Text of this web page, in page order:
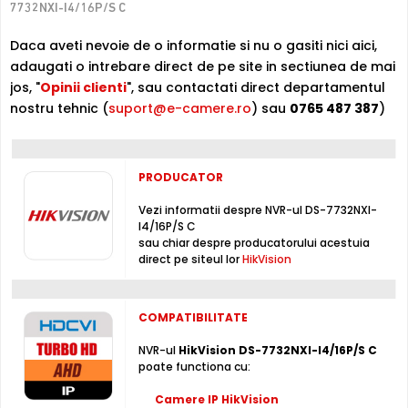
canale video, ce poate inregistra imagini provenite de la
camere IP de supraveghere, ce au o rezolutie maxima
de 12 Megapixeli, in limita a 256 MB/secunda, pe intreg
sistemul.
video, pe acest NVR, folosind compresia H.265+ / H.265 /
la detectie miscare, lipsa semnal video, mascare camera,
etc.), folosind hard disk-uri interne, neincluse in pachet
(maxim 4 x 10000 Gb, neincluse)
Puteti alimenta maxim 16 camere de supraveghere video
IP ce permit aceasta functie, direct din acest NVR DS-
7732NXI-I4/16P/S C, folosind cate un cablu UTP,
economisind astfel sursa, respectiv cablul de alimentare.
Distanta maxima la care se poate folosi aceasta functie
7732NXI-I4/16P/S C
Daca aveti nevoie de o informatie si nu o gasiti nici aici,
adaugati o intrebare direct de pe site in sectiunea de mai
jos, "Opinii clienti", sau contactati direct departamentul
nostru tehnic (suport@e-camere.ro) sau 0765 487 387)
PRODUCATOR
Vezi informatii despre NVR-ul DS-7732NXI-
I4/16P/S C
sau chiar despre producatorului acestuia
direct pe siteul lorHikVision
COMPATIBILITATE
NVR-ul HikVision DS-7732NXI-I4/16P/S C
poate functiona cu:
Camere IP HikVision